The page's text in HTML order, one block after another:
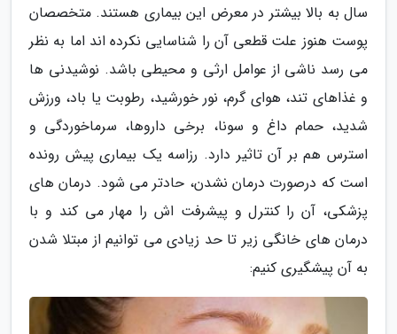
سال به بالا بیشتر در معرض این بیماری هستند. متخصصان
پوست هنوز علت قطعی آن را شناسایی نکرده اند اما به نظر
می رسد ناشی از عوامل ارثی و محیطی باشد. نوشیدنی ها
و غذاهای تند، هوای گرم، نور خورشید، رطوبت یا باد، ورزش
شدید، حمام داغ و سونا، برخی داروها، سرماخوردگی و
استرس هم بر آن تاثیر دارد. رزاسه یک بیماری پیش رونده
است که درصورت درمان نشدن، حادتر می شود. درمان های
پزشکی، آن را کنترل و پیشرفت اش را مهار می کند و با
درمان های خانگی زیر تا حد زیادی می توانیم از مبتلا شدن
به آن پیشگیری کنیم: